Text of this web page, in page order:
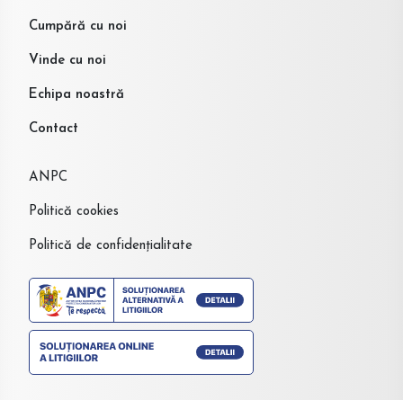
Cumpără cu noi
Vinde cu noi
Echipa noastră
Contact
ANPC
Politică cookies
Politică de confidențialitate